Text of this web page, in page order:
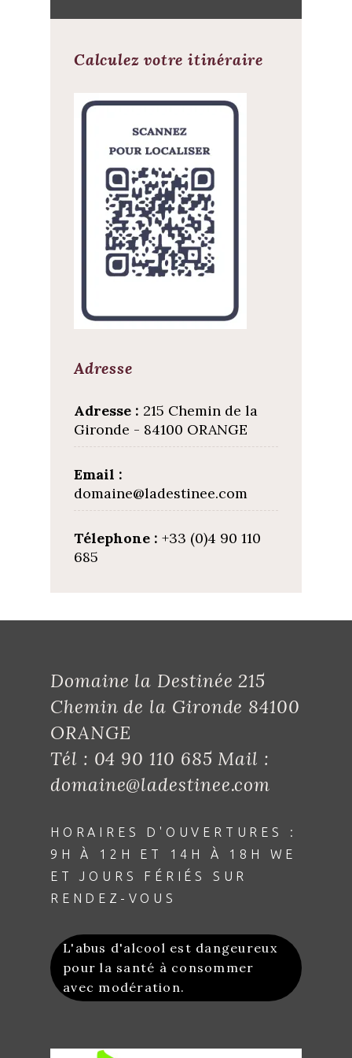
Calculez votre itinéraire
Adresse
Adresse : 215 Chemin de la
Gironde - 84100 ORANGE
Email :
domaine@ladestinee.com
Télephone : +33 (0)4 90 110
685
Domaine la Destinée 215
Chemin de la Gironde 84100
ORANGE
Tél : 04 90 110 685 Mail :
domaine@ladestinee.com
HORAIRES D'OUVERTURES :
9H À 12H ET 14H À 18H WE
ET JOURS FÉRIÉS SUR
RENDEZ-VOUS
L'abus d'alcool est dangeureux
pour la santé à consommer
avec modération.